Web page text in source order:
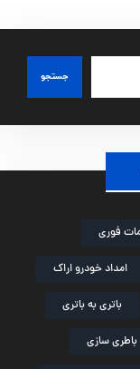
جستجو
فوری
امداد خودرو اراک
باتری به باتری
باطری سازی